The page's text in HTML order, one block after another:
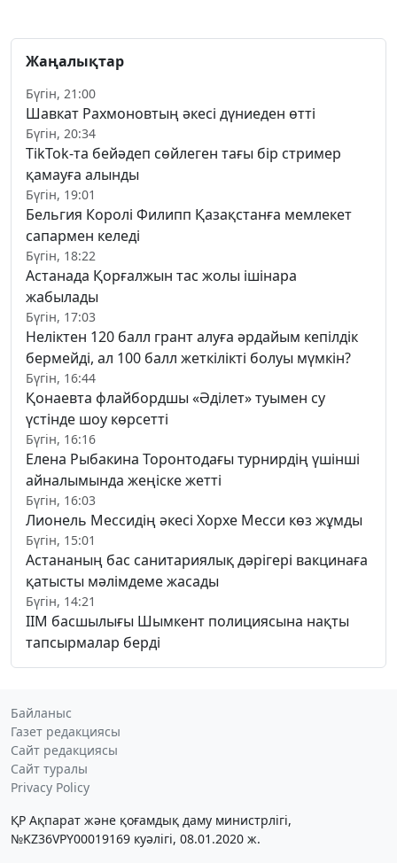
Жаңалықтар
Бүгін, 21:00
Шавкат Рахмоновтың әкесі дүниеден өтті
Бүгін, 20:34
TikTok-та бейәдеп сөйлеген тағы бір стример
қамауға алынды
Бүгін, 19:01
Бельгия Королі Филипп Қазақстанға мемлекет
сапармен келеді
Бүгін, 18:22
Астанада Қорғалжын тас жолы ішінара
жабылады
Бүгін, 17:03
Неліктен 120 балл грант алуға әрдайым кепілдік
бермейді, ал 100 балл жеткілікті болуы мүмкін?
Бүгін, 16:44
Қонаевта флайбордшы «Әділет» туымен су
үстінде шоу көрсетті
Бүгін, 16:16
Елена Рыбакина Торонтодағы турнирдің үшінші
айналымында жеңіске жетті
Бүгін, 16:03
Лионель Мессидің әкесі Хорхе Месси көз жұмды
Бүгін, 15:01
Астананың бас санитариялық дәрігері вакцинаға
қатысты мәлімдеме жасады
Бүгін, 14:21
ІІМ басшылығы Шымкент полициясына нақты
тапсырмалар берді
Байланыс
Газет редакциясы
Сайт редакциясы
Сайт туралы
Privacy Policy
ҚР Ақпарат және қоғамдық даму министрлігі,
№KZ36VPY00019169 куәлігі, 08.01.2020 ж.